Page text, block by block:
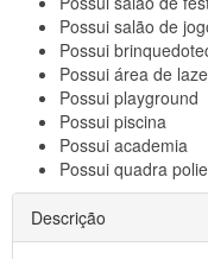
Possui salão de
Possui
Possui área de
Possui playground
Possui piscina
Possui academia
Possui quadra
Descrição